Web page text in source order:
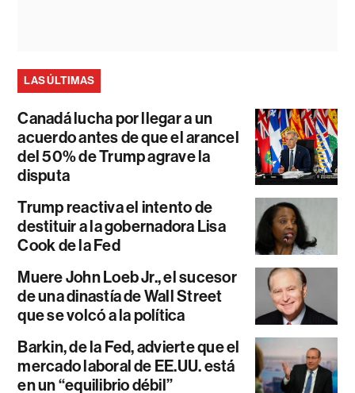
LAS ÚLTIMAS
Canadá lucha por llegar a un
acuerdo antes de que el arancel
del 50% de Trump agrave la
disputa
Trump reactiva el intento de
destituir a la gobernadora Lisa
Cook de la Fed
Muere John Loeb Jr., el sucesor
de una dinastía de Wall Street
que se volcó a la política
Barkin, de la Fed, advierte que el
mercado laboral de EE.UU. está
en un “equilibrio débil”